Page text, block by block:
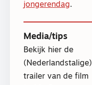
jongerendag.
Media/tips
Bekijk hier de
(Nederlandstalige)
trailer van de film